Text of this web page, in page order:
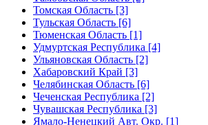
Томская Область [3]
Тульская Область [6]
Тюменская Область [1]
Удмуртская Республика [4]
Ульяновская Область [2]
Хабаровский Край [3]
Челябинская Область [6]
Чеченская Республика [2]
Чувашская Республика [3]
Ямало-Ненецкий Авт. Окр. [1]